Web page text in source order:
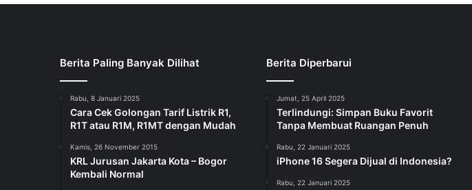
Berita Paling Banyak Dilihat
Rabu, 8 Januari 2025
Cara Cek Golongan Tarif Listrik R1,
R1T atau R1M, R1MT dengan Mudah
Kamis, 26 November 2015
KRL Jurusan Jakarta Kota – Bogor
Kembali Normal
Berita Diperbarui
Jumat, 25 April 2025
Terlindungi: Simpan Buku Favorit
Tanpa Membuat Ruangan Penuh
Rabu, 22 Januari 2025
iPhone 16 Segera Dijual di Indonesia?
Rabu, 22 Januari 2025